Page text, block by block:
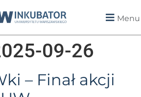
Menu
09-26
– Finał akcji